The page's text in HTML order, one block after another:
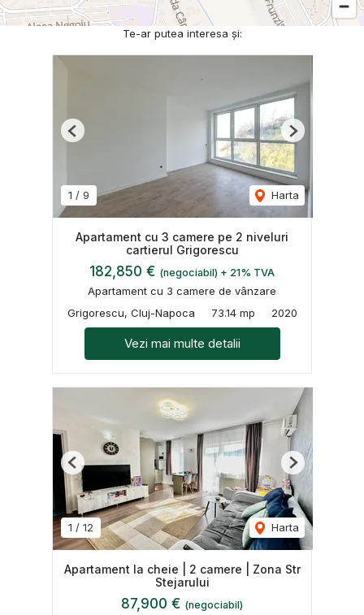
Te-ar putea interesa și:
1 / 9 Harta
Previous Next
Apartament cu 3 camere pe 2 niveluri
cartierul Grigorescu
182,850 € (negociabil) + 21% TVA
Apartament cu 3 camere de vânzare
Grigorescu, Cluj-Napoca
73.14 mp 2020
Vezi mai multe detalii
1 / 12 Harta
Previous Next
Apartament la cheie | 2 camere | Zona Str
Stejarului
87,900 € (negociabil)